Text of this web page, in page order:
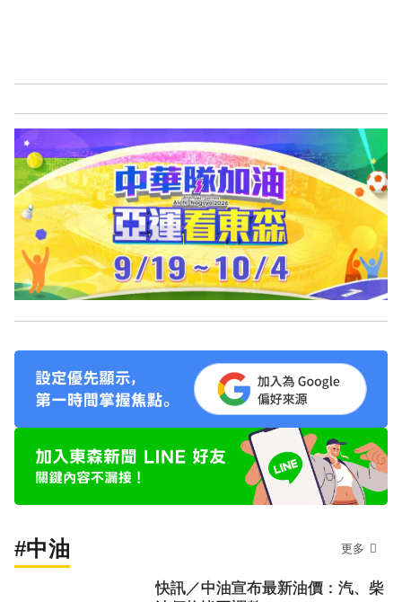
#中油 更多
快訊／中油宣布最新油價：汽、柴